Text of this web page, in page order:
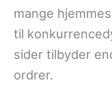
mange
til
sider tilbyder
ordrer.